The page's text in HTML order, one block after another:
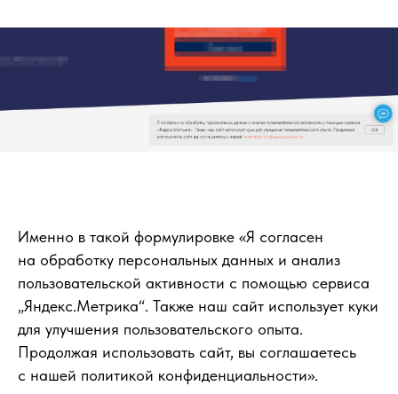
Именно в такой формулировке «Я согласен
на обработку персональных данных и анализ
пользовательской активности с помощью сервиса
„Яндекс.Метрика“. Также наш сайт использует куки
для улучшения пользовательского опыта.
Продолжая использовать сайт, вы соглашаетесь
с нашей политикой конфиденциальности».